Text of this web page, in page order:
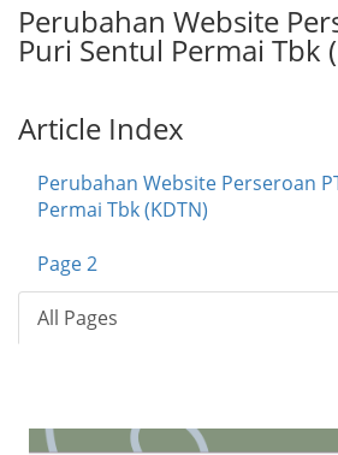
Perubahan Website
Puri Sentul Permai Tbk
Article Index
Perubahan Website Perseroan
Permai Tbk (KDTN)
Page 2
All Pages